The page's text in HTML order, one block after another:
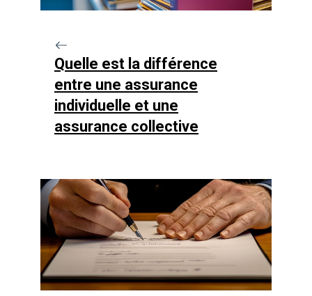
Quelle est la différence
entre une assurance
individuelle et une
assurance collective